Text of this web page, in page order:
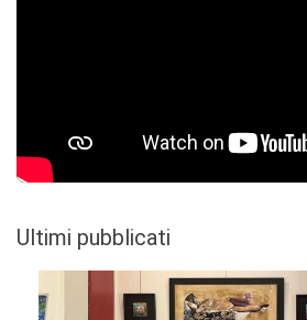
Ultimi pubblicati